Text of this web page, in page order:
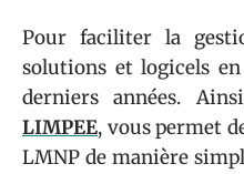
Pour faciliter la
solutions et logicels
derniers années.
LIMPEE, vous permet
LMNP de manière